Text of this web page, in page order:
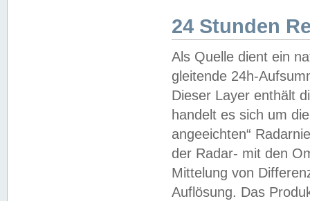
24 Stunden
Als Quelle dient ein
gleitende 24h-
Dieser Layer enthält
handelt es sich um
angeeichten“
der Radar- mit den
Mittelung von
Auflösung. Das